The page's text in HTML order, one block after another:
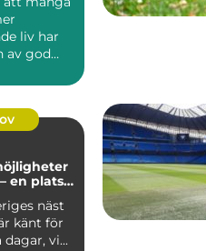
liv har
av god
en plats
näst
känt för
vi...